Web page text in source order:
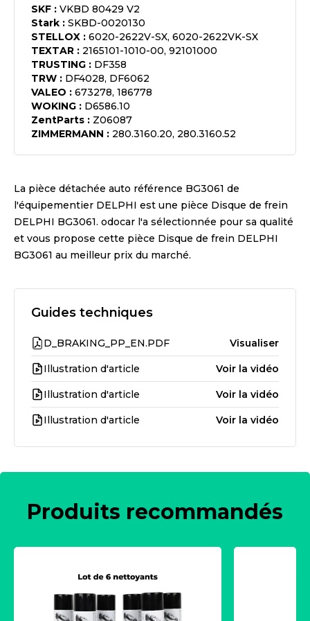
SKF : VKBD 80429 V2
Stark : SKBD-0020130
STELLOX : 6020-2622V-SX, 6020-2622VK-SX
TEXTAR : 2165101-1010-00, 92101000
TRUSTING : DF358
TRW : DF4028, DF6062
VALEO : 673278, 186778
WOKING : D6586.10
ZentParts : Z06087
ZIMMERMANN : 280.3160.20, 280.3160.52
La pièce détachée auto référence BG3061 de
l'équipementier DELPHI est une pièce Disque de frein
DELPHI BG3061. odocar l'a sélectionnée pour sa qualité
et vous propose cette pièce Disque de frein DELPHI
BG3061 au meilleur prix du marché.
Guides techniques
D_BRAKING_PP_EN.PDF Visualiser
Illustration d'article Voir la vidéo
Illustration d'article Voir la vidéo
Illustration d'article Voir la vidéo
Produits recommandés